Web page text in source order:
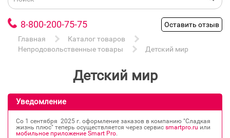
8-800-200-75-75
Оставить отзыв
Главная
Каталог товаров
Непродовольственные товары
Детский мир
Детский мир
Уведомление
Со 1 сентября 2025 г. оформление заказов в компанию "Сладкая
жизнь плюс" теперь осуществляется через сервис smartpro.ru или
мобильное приложение Smart Pro.